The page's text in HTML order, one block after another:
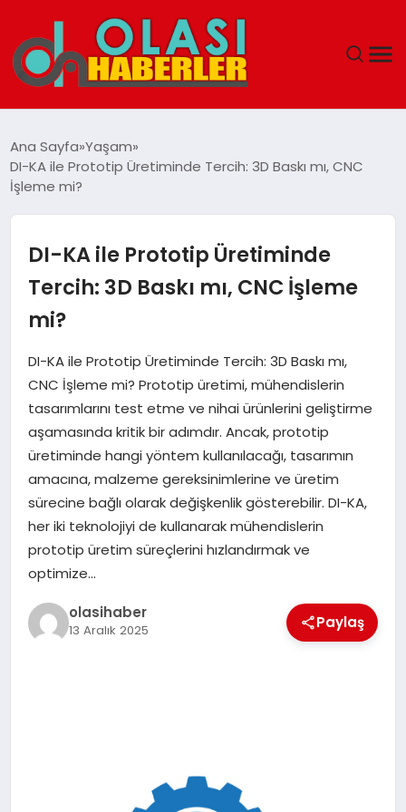
TEKNOLOJI
YAŞAM
Ana Sayfa Yaşam
DI-KA ile Prototip Üretiminde Tercih: 3D Baskı mı, CNC
İşleme mi?
DI-KA ile Prototip Üretiminde
Tercih: 3D Baskı mı, CNC İşleme
mi?
DI-KA ile Prototip Üretiminde Tercih: 3D Baskı mı,
CNC İşleme mi? Prototip üretimi, mühendislerin
tasarımlarını test etme ve nihai ürünlerini geliştirme
aşamasında kritik bir adımdır. Ancak, prototip
üretiminde hangi yöntem kullanılacağı, tasarımın
amacına, malzeme gereksinimlerine ve üretim
sürecine bağlı olarak değişkenlik gösterebilir. DI-KA,
her iki teknolojiyi de kullanarak mühendislerin
prototip üretim süreçlerini hızlandırmak ve
optimize…
olasihaber
13 Aralık 2025 Paylaş